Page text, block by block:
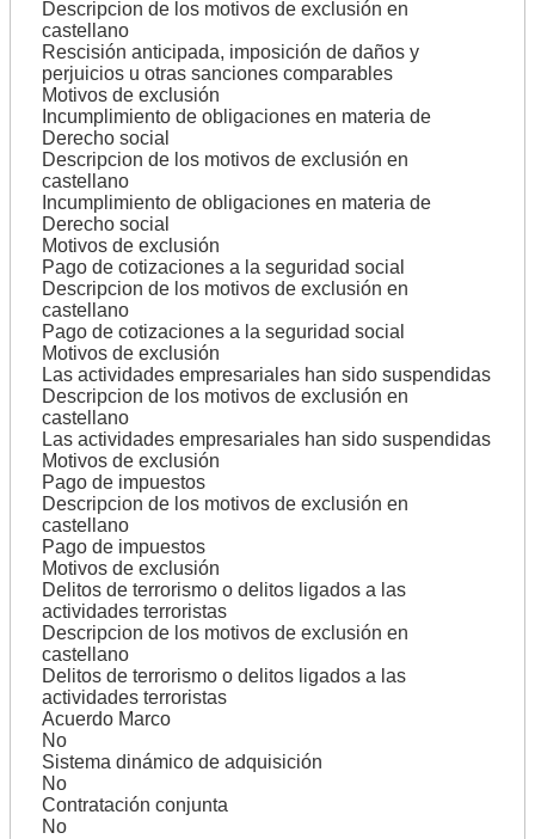
Descripcion de los motivos de exclusión en
castellano
Rescisión anticipada, imposición de daños y
perjuicios u otras sanciones comparables
Motivos de exclusión
Incumplimiento de obligaciones en materia de
Derecho social
Descripcion de los motivos de exclusión en
castellano
Incumplimiento de obligaciones en materia de
Derecho social
Motivos de exclusión
Pago de cotizaciones a la seguridad social
Descripcion de los motivos de exclusión en
castellano
Pago de cotizaciones a la seguridad social
Motivos de exclusión
Las actividades empresariales han sido suspendidas
Descripcion de los motivos de exclusión en
castellano
Las actividades empresariales han sido suspendidas
Motivos de exclusión
Pago de impuestos
Descripcion de los motivos de exclusión en
castellano
Pago de impuestos
Motivos de exclusión
Delitos de terrorismo o delitos ligados a las
actividades terroristas
Descripcion de los motivos de exclusión en
castellano
Delitos de terrorismo o delitos ligados a las
actividades terroristas
Acuerdo Marco
No
Sistema dinámico de adquisición
No
Contratación conjunta
No